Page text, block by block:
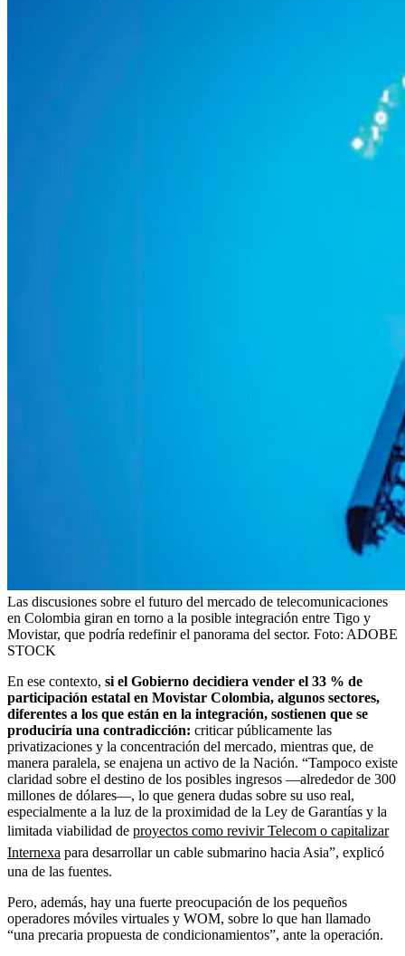
Las discusiones sobre el futuro del mercado de telecomunicaciones
en Colombia giran en torno a la posible integración entre Tigo y
Movistar, que podría redefinir el panorama del sector. Foto: ADOBE
STOCK
En ese contexto, si el Gobierno decidiera vender el 33 % de
participación estatal en Movistar Colombia, algunos sectores,
diferentes a los que están en la integración, sostienen que se
produciría una contradicción: criticar públicamente las
privatizaciones y la concentración del mercado, mientras que, de
manera paralela, se enajena un activo de la Nación. “Tampoco existe
claridad sobre el destino de los posibles ingresos —alrededor de 300
millones de dólares—, lo que genera dudas sobre su uso real,
especialmente a la luz de la proximidad de la Ley de Garantías y la
limitada viabilidad de proyectos como revivir Telecom o capitalizar
Internexa para desarrollar un cable submarino hacia Asia”, explicó
una de las fuentes.
Pero, además, hay una fuerte preocupación de los pequeños
operadores móviles virtuales y WOM, sobre lo que han llamado
“una precaria propuesta de condicionamientos”, ante la operación.